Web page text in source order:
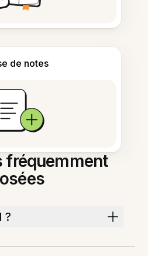
de notes
fréquemment
?